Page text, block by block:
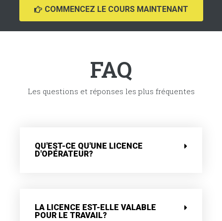
COMMENCEZ LE COURS MAINTENANT
FAQ
Les questions et réponses les plus fréquentes
QU'EST-CE QU'UNE LICENCE
D'OPÉRATEUR?
LA LICENCE EST-ELLE VALABLE
POUR LE TRAVAIL?